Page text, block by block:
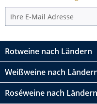
Rotweine nach Ländern
Weißweine nach
Roséweine nach Ländern